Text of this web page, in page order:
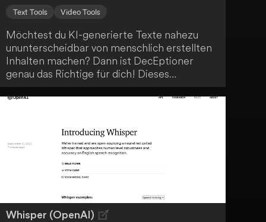
Text Tools Video Tools
Möchtest du KI-generierte Texte nahezu
ununterscheidbar von menschlich erstellten
Inhalten machen? Dann ist DecEptioner
genau das Richtige für dich! Dieses
fortschrittliche KI-System transformiert und
tarnt KI-Texte, um ihre Originalität zu
generiertem Content zu verbessern. Egal in
welchem Kontext du KI-Texte einsetzen
möchtest - DecEptioner hilft dir dabei, sie
authentischer und überzeugender zu
Whisper (OpenAI)